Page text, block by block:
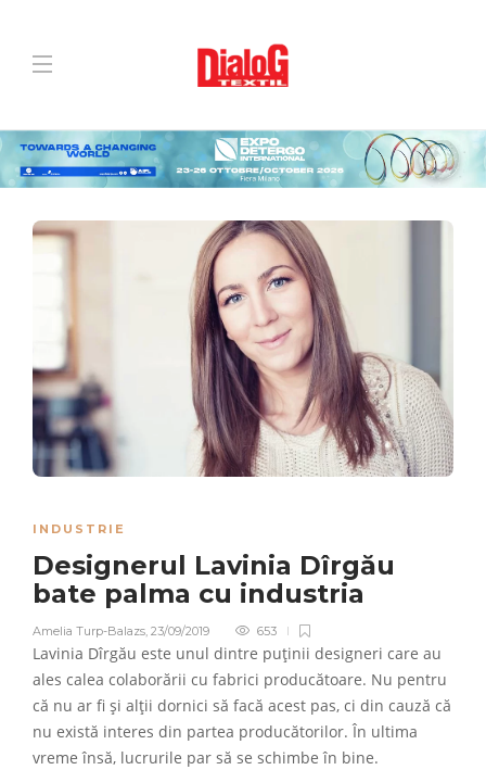
INDUSTRIE
Designerul Lavinia Dîrgău
bate palma cu industria
Amelia Turp-Balazs, 23/09/2019 653
Lavinia Dîrgău este unul dintre puținii designeri care au
ales calea colaborării cu fabrici producătoare. Nu pentru
că nu ar fi și alții dornici să facă acest pas, ci din cauză că
nu există interes din partea producătorilor. În ultima
vreme însă, lucrurile par să se schimbe în bine.